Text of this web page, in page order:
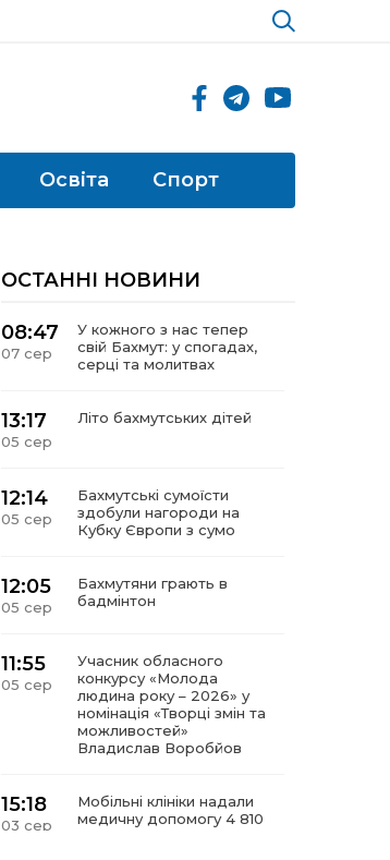
Освіта Спорт
ОСТАННІ НОВИНИ
08:47
07 сер
У кожного з нас тепер
свій Бахмут: у спогадах,
серці та молитвах
13:17
05 сер
Літо бахмутських дітей
12:14
05 сер
Бахмутські сумоїсти
здобули нагороди на
Кубку Європи з сумо
12:05
05 сер
Бахмутяни грають в
бадмінтон
11:55
05 сер
Учасник обласного
конкурсу «Молода
людина року – 2026» у
номінація «Творці змін та
можливостей»
Владислав Воробйов
15:18
03 сер
Мобільні клініки надали
медичну допомогу 4 810